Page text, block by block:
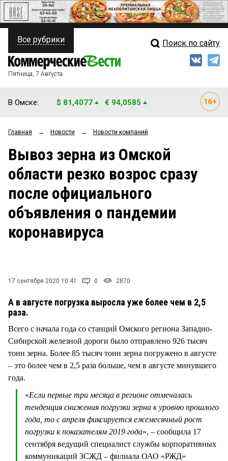
ПОЛИТИКА
ФИНАНСЫ
ОБЩЕСТВО
ЗАКОН
НОВОСТИ КОМПАНИЙ
ПРОИСШЕСТВИЯ
СТИЛЬ ЖИЗНИ
Свежий выпуск
Мнения
Рейтинги
Блоги
Архив
Все рубрики Поиск по сайту
Пятница, 7 Августа
В Омске: $ 81,4077 € 94,0585
Главная → Новости → Новости компаний
Вывоз зерна из Омской
области резко возрос сразу
после официального
объявления о пандемии
коронавируса
17 сентября 2020 10:41 0 2870
А в августе погрузка выросла уже более чем в 2,5
раза.
Всего с начала года со станций Омского региона Западно-
Сибирской железной дороги было отправлено 926 тысяч
тонн зерна. Более 85 тысяч тонн зерна погружено в августе
– это более чем в 2,5 раза больше, чем в августе минувшего
года.
«Если первые три месяца в регионе отмечалась
тенденция снижения погрузки зерна к уровню прошлого
года, то с апреля фиксируется ежемесячный рост
погрузки к показателям 2019 года», – сообщила 17
сентября ведущий специалист службы корпоративных
коммуникаций ЗСЖД – филиала ОАО «РЖД»